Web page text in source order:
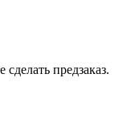
предзаказ.